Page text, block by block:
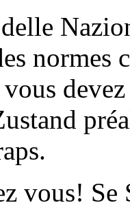
normes
vous
vous!